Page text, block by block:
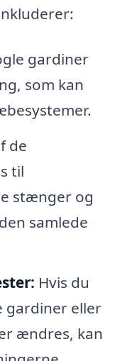
gardiner
som kan
de
til
stænger og
samlede
Hvis du
eller
ændres, kan